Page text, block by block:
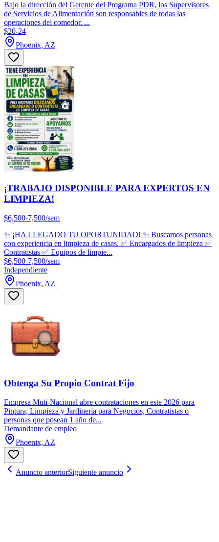
Bajo la dirección del Gerente del Programa PDR, los Supervisores
de Servicios de Alimentación son responsables de todas las
operaciones del comedor. ...
$20-24
Phoenix, AZ
¡TRABAJO DISPONIBLE PARA EXPERTOS EN
LIMPIEZA!
$6,500-7,500/sem
✨ ¡HA LLEGADO TU OPORTUNIDAD! ✨ Buscamos personas
con experiencia en limpieza de casas. ✅ Encargados de limpieza ✅
Contratistas ✅ Equipos de limpie...
$6,500-7,500/sem
Independiente
Phoenix, AZ
Obtenga Su Propio Contrat Fijo
Empresa Muti-Nacional abre contrataciones en este 2026 para
Pintura, Limpieza y Jardinería para Negocios, Contratistas o
personas que posean 1 año de...
Demandante de empleo
Phoenix, AZ
Anuncio anteriorSiguiente anuncio